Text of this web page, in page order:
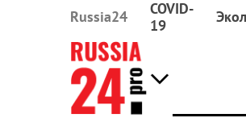
Russia24
COVID-
19